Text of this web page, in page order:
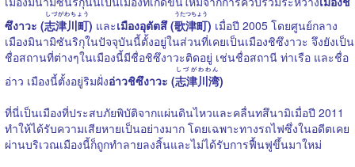
ซึงาวะ (志津川町
しづがわちょう
) และเมืองอุตัตสึ (歌津町
うたつちょう
) เมื่อปี 2005 โดยศูนย์กลาง
เมืองมินามิซันริกุในปัจจุบันนี้ตั้งอยู่ในส่วนที่เคยเป็นเมืองชิซึงาวะ จึงยังเป็น
ชื่อสถานที่ต่างๆในเมืองนี้มีชื่อชิซึงาวะติดอยู่ เช่นชื่อสถานี ท่าเรือ และชื่อ
อ่าว เมืองนี้ตั้งอยู่ริมฝั่งอ่าวชิซึงาวะ (志津川湾
しづがわわん
)
ที่นี่เป็นเมืองที่ประสบภัยพิบัติจากแผ่นดินไหวและคลื่นทสึนามิเมื่อปี 2011
ทำให้ได้รับความเสียหายเป็นอย่างมาก โดยเฉพาะทางรถไฟซึ่งในอดีตเคย
ผ่านบริเวณเมืองนี้ก็ถูกทำลายลงสิ้นและไม่ได้รับการฟื้นฟูขึ้นมาใหม่